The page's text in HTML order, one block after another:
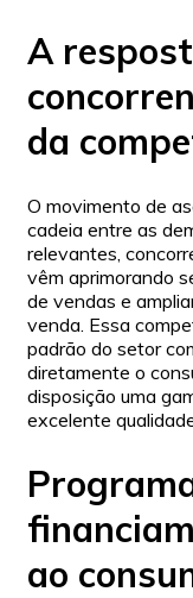
A
da
O movimento de
cadeia entre as
relevantes,
vêm aprimorando
de vendas e
venda. Essa
padrão do setor
diretamente o
disposição uma
excelente
ao